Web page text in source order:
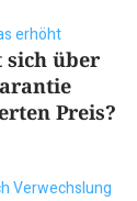
erhöht
sich über
Preis?
Verwechslung